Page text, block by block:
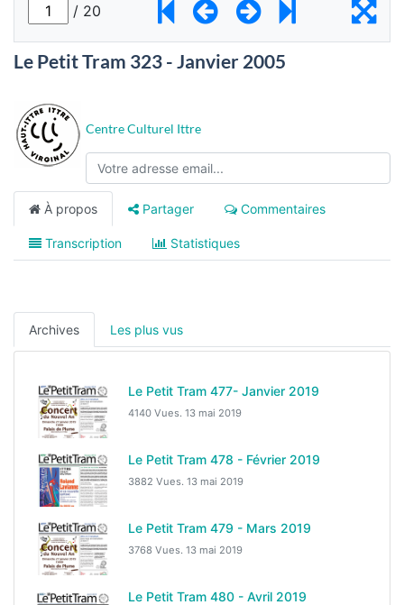
Le Petit Tram 323 - Janvier 2005
Centre Culturel Ittre
À propos Partager Commentaires
Transcription Statistiques
Archives Les plus vus
Le Petit Tram 477- Janvier 2019
4140 Vues. 13 mai 2019
Le Petit Tram 478 - Février 2019
3882 Vues. 13 mai 2019
Le Petit Tram 479 - Mars 2019
3768 Vues. 13 mai 2019
Le Petit Tram 480 - Avril 2019